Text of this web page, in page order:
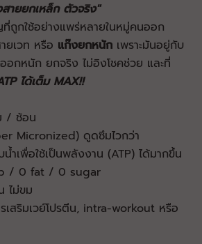
ายยกเหล็ก ตัวจริง"
กใช้อย่างแพร่หลายในหมู่คนออก
ยเวท หรือ แก๊งยกหนัก เพราะมันอยู่กับ
กหนัก ยกจริง ไม่อิงโชคช่วย และที่
ได้เต็ม MAX!!
/ ช้อน
Micronized) ดูดซึมไวกว่า
น้ำเพื่อใช้เป็นพลังงาน (ATP) ได้มากขึ้น
/ 0 fat / 0 sugar
ไม่ขม
เสริมเวย์โปรตีน, intra-workout หรือ